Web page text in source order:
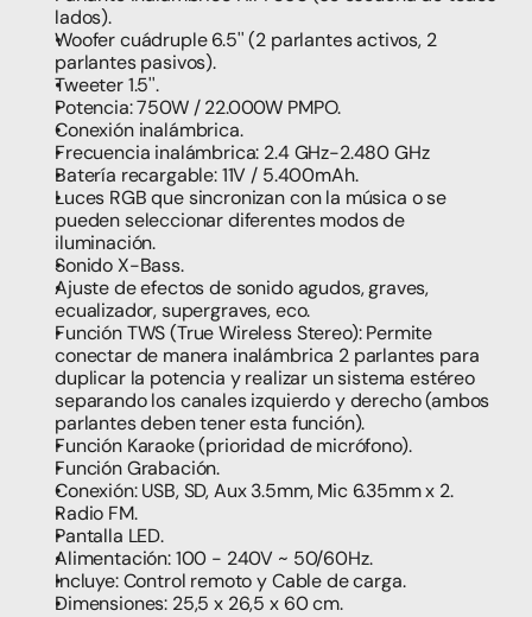
lados).
Woofer cuádruple 6.5'' (2 parlantes activos, 2
parlantes pasivos).
Tweeter 1.5''.
Potencia: 750W / 22.000W PMPO.
Conexión inalámbrica.
Frecuencia inalámbrica: 2.4 GHz-2.480 GHz
Batería recargable: 11V / 5.400mAh.
Luces RGB que sincronizan con la música o se
pueden seleccionar diferentes modos de
iluminación.
Sonido X-Bass.
Ajuste de efectos de sonido agudos, graves,
ecualizador, supergraves, eco.
Función TWS (True Wireless Stereo): Permite
conectar de manera inalámbrica 2 parlantes para
duplicar la potencia y realizar un sistema estéreo
separando los canales izquierdo y derecho (ambos
parlantes deben tener esta función).
Función Karaoke (prioridad de micrófono).
Función Grabación.
Conexión: USB, SD, Aux 3.5mm, Mic 6.35mm x 2.
Radio FM.
Pantalla LED.
Alimentación: 100 - 240V ~ 50/60Hz.
Incluye: Control remoto y Cable de carga.
Dimensiones: 25,5 x 26,5 x 60 cm.